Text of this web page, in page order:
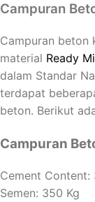
Campuran
Campuran beton
material Ready
dalam Standar
terdapat
beton. Berikut
Campuran
Cement Content:
Semen: 350 Kg